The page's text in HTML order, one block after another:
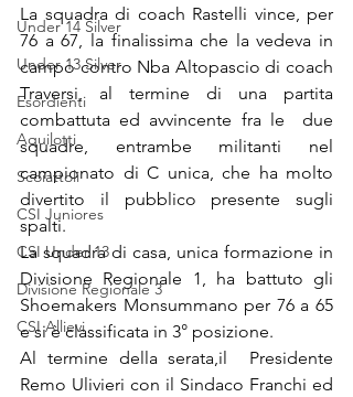
Under 14 Silver
Under 13 Silver
Esordienti
Aquilotti
Scoiattoli
CSI Juniores
CSI Under 13
Divisione Regionale 3
CSI Allievi
La squadra di coach Rastelli vince, per
76 a 67, la finalissima che la vedeva in
campo contro Nba Altopascio di coach
Traversi, al termine di una partita
combattuta ed avvincente fra le  due
squadre, entrambe militanti nel
campionato di C unica, che ha molto
divertito il pubblico presente sugli
spalti.
La squadra di casa, unica formazione in
Divisione Regionale 1, ha battuto gli
Shoemakers Monsummano per 76 a 65
e si è classificata in 3° posizione.
Al termine della serata,il  Presidente
Remo Ulivieri con il Sindaco Franchi ed